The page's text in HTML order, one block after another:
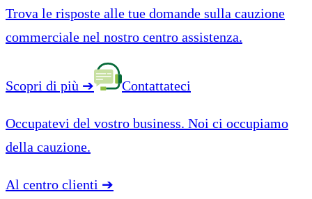
Trova le risposte alle tue domande sulla cauzione
commerciale nel nostro centro assistenza.
Scopri di più ➔ Contattateci
Occupatevi del vostro business. Noi ci occupiamo
della cauzione.
Al centro clienti ➔